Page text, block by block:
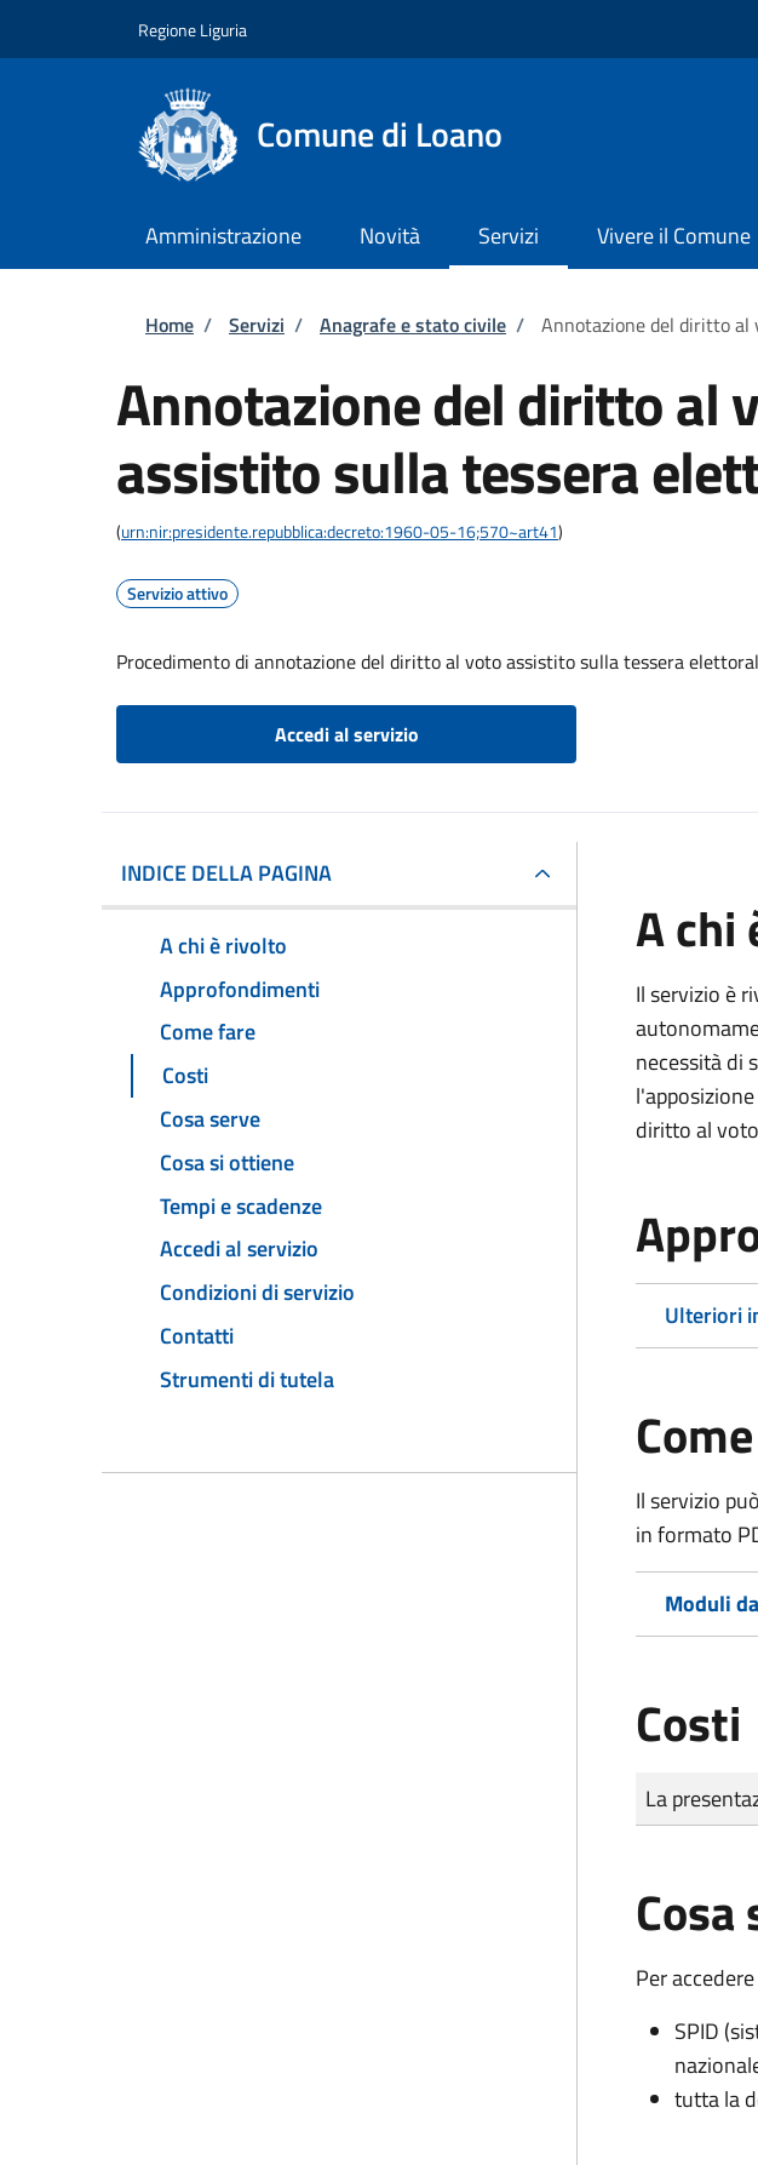
Regione Liguria
Comune di Loano
Amministrazione Novità Servizi Vivere il Comune
Briciole di pane
Home / Servizi / Anagrafe e stato civile / Annotazione del diritto
Annotazione del diritto al
assistito sulla tessera
(urn:nir:presidente.repubblica:decreto:1960-05-16;570~art41)
Servizio attivo
Procedimento di annotazione del diritto al voto assistito sulla tessera
Accedi al servizio
INDICE DELLA PAGINA
A chi è rivolto
Approfondimenti
Come fare
Costi
Cosa serve
Cosa si ottiene
Tempi e scadenze
Accedi al servizio
Condizioni di servizio
Contatti
Strumenti di tutela
A chi
Il servizio è
necessità di
diritto al
Ulteriori
Il servizio
in formato
Moduli
Costi
Tipo di
Importo
La
Cosa
Per
SPID
tutta la